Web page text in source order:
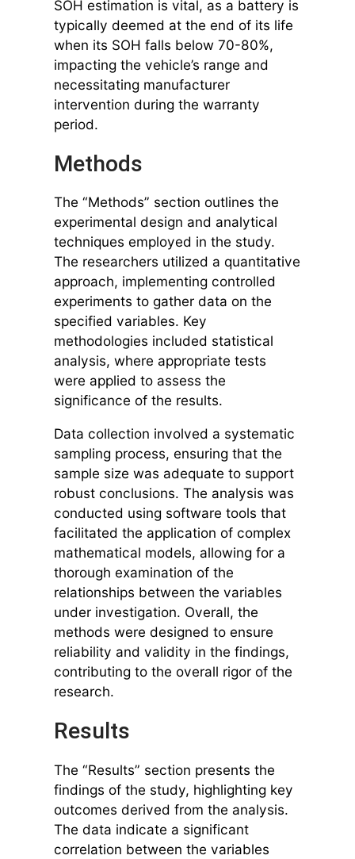
SOH estimation is vital, as a battery is
typically deemed at the end of its life
when its SOH falls below 70-80%,
impacting the vehicle’s range and
necessitating manufacturer
intervention during the warranty
period.
Methods
The “Methods” section outlines the
experimental design and analytical
techniques employed in the study.
The researchers utilized a quantitative
approach, implementing controlled
experiments to gather data on the
specified variables. Key
methodologies included statistical
analysis, where appropriate tests
were applied to assess the
significance of the results.
Data collection involved a systematic
sampling process, ensuring that the
sample size was adequate to support
robust conclusions. The analysis was
conducted using software tools that
facilitated the application of complex
mathematical models, allowing for a
thorough examination of the
relationships between the variables
under investigation. Overall, the
methods were designed to ensure
reliability and validity in the findings,
contributing to the overall rigor of the
research.
Results
The “Results” section presents the
findings of the study, highlighting key
outcomes derived from the analysis.
The data indicate a significant
correlation between the variables